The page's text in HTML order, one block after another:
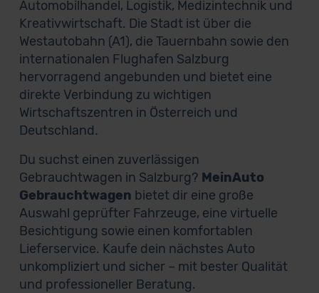
Automobilhandel, Logistik, Medizintechnik und
Kreativwirtschaft. Die Stadt ist über die
Westautobahn (A1), die Tauernbahn sowie den
internationalen Flughafen Salzburg
hervorragend angebunden und bietet eine
direkte Verbindung zu wichtigen
Wirtschaftszentren in Österreich und
Deutschland.
Du suchst einen zuverlässigen
Gebrauchtwagen in Salzburg? MeinAuto
Gebrauchtwagen bietet dir eine große
Auswahl geprüfter Fahrzeuge, eine virtuelle
Besichtigung sowie einen komfortablen
Lieferservice. Kaufe dein nächstes Auto
unkompliziert und sicher – mit bester Qualität
und professioneller Beratung.